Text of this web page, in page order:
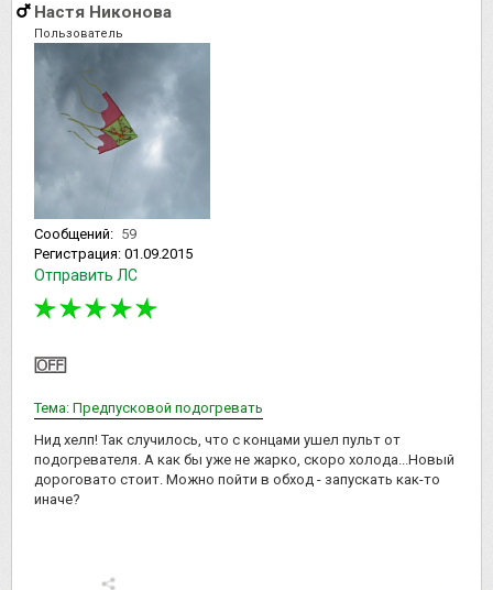
Настя Никонова
Пользователь
Сообщений: 59
Регистрация: 01.09.2015
Отправить ЛС
Тема: Предпусковой подогревать
Нид хелп! Так случилось, что с концами ушел пульт от
подогревателя. А как бы уже не жарко, скоро холода...Новый
дороговато стоит. Можно пойти в обход - запускать как-то
иначе?